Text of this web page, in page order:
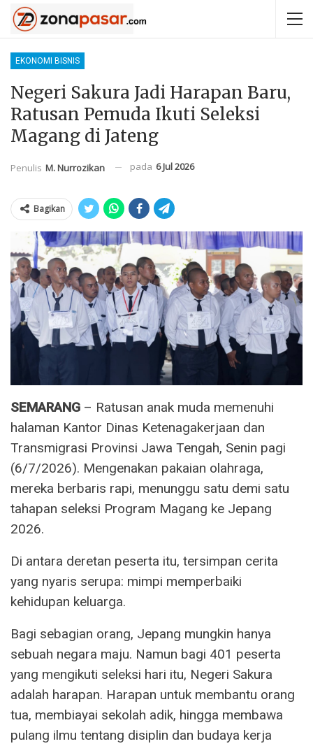
EKONOMI BISNIS
Negeri Sakura Jadi Harapan Baru,
Ratusan Pemuda Ikuti Seleksi
Magang di Jateng
Penulis M. Nurrozikan pada 6 Jul 2026
Bagikan
SEMARANG – Ratusan anak muda memenuhi
halaman Kantor Dinas Ketenagakerjaan dan
Transmigrasi Provinsi Jawa Tengah, Senin pagi
(6/7/2026). Mengenakan pakaian olahraga,
mereka berbaris rapi, menunggu satu demi satu
tahapan seleksi Program Magang ke Jepang
2026.
Di antara deretan peserta itu, tersimpan cerita
yang nyaris serupa: mimpi memperbaiki
kehidupan keluarga.
Bagi sebagian orang, Jepang mungkin hanya
sebuah negara maju. Namun bagi 401 peserta
yang mengikuti seleksi hari itu, Negeri Sakura
adalah harapan. Harapan untuk membantu orang
tua, membiayai sekolah adik, hingga membawa
pulang ilmu tentang disiplin dan budaya kerja